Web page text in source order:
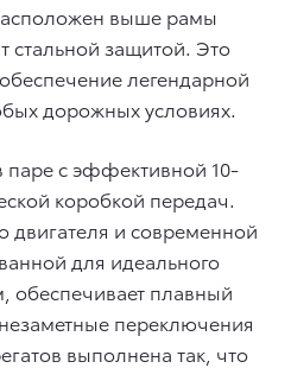
выше рамы
стальной защитой. Это
легендарной
дорожных условиях.
паре с эффективной 10-
коробкой передач.
двигателя и современной
для идеального
обеспечивает плавный
переключения
выполнена так, что